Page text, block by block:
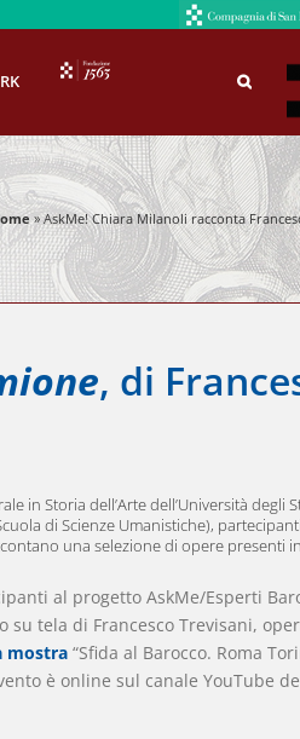
F1563
»AskMe! Chiara Milanoli racconta
, di
in Storia dell’Arte dell’Università degli
di Scienze Umanistiche),
una selezione di opere presenti
al progetto AskMe/Esperti
su tela di Francesco Trevisani,
mostra “Sfida al Barocco. Roma
è online sul canale YouTube